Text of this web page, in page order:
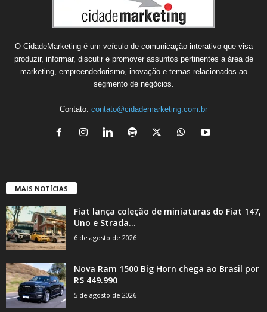
O CidadeMarketing é um veículo de comunicação interativo que visa
produzir, informar, discutir e promover assuntos pertinentes a área de
marketing, empreendedorismo, inovação e temas relacionados ao
segmento de negócios.
Contato: contato@cidademarketing.com.br
MAIS NOTÍCIAS
Fiat lança coleção de miniaturas do Fiat 147,
Uno e Strada...
6 de agosto de 2026
Nova Ram 1500 Big Horn chega ao Brasil por
R$ 449.990
5 de agosto de 2026